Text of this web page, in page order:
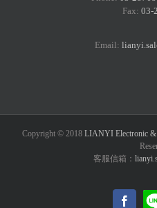
Fax: 03-
Email:
Copyright © 2018 LIANYI Electronic &
客服信箱：